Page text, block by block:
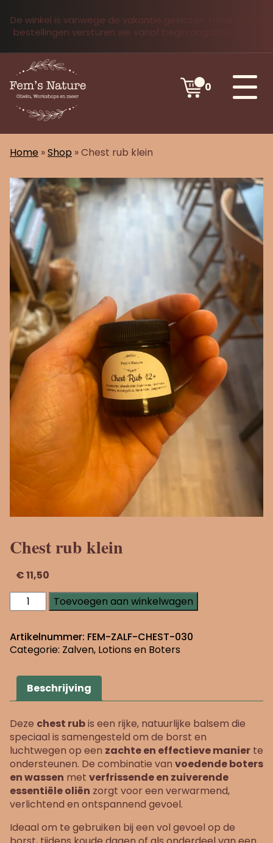
De winkel is vanwege de vakantie gesloten, maar online
bestellingen versturen we vanaf begin augustus weer.
0
Home »Shop »Chest rub klein
Chest rub klein
€11,50
Chest
rub
aantal
Toevoegen aan winkelwagen
Artikelnummer: FEM-ZALF-CHEST-030
Categorie: Zalven, Lotions en Boters
Beschrijving
Deze chest rubis een rijke, natuurlijke balsem die
speciaal is samengesteld om de borst en
luchtwegen op een zachte en effectieve manier te
ondersteunen. De combinatie van voedende boters
en wassen met verfrissende en zuiverende
essentiële oliën zorgt voor een verwarmend,
verlichtend en ontspannend gevoel.
Ideaal om te gebruiken bij een vol gevoel op de